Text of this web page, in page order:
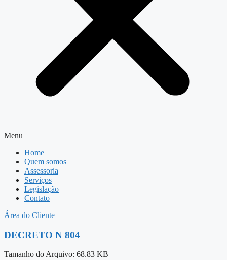
Menu
Home
Quem somos
Assessoria
Serviços
Legislação
Contato
Área do Cliente
DECRETO N 804
Tamanho do Arquivo: 68.83 KB